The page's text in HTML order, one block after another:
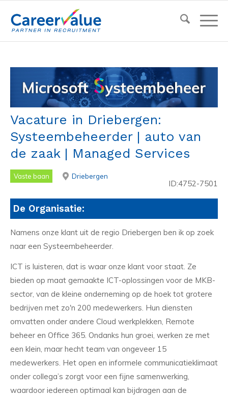
Vacature in Driebergen:
Systeembeheerder | auto van
de zaak | Managed Services
Vaste baan Driebergen
ID:4752-7501
De Organisatie:
Namens onze klant uit de regio Driebergen ben ik op zoek
naar een Systeembeheerder.
ICT is luisteren, dat is waar onze klant voor staat. Ze
bieden op maat gemaakte ICT-oplossingen voor de MKB-
sector, van de kleine onderneming op de hoek tot grotere
bedrijven met zo'n 200 medewerkers. Hun diensten
omvatten onder andere Cloud werkplekken, Remote
beheer en Office 365. Ondanks hun groei, werken ze met
een klein, maar hecht team van ongeveer 15
medewerkers. Het open en informele communicatieklimaat
onder collega’s zorgt voor een fijne samenwerking,
waardoor iedereen optimaal kan bijdragen aan de